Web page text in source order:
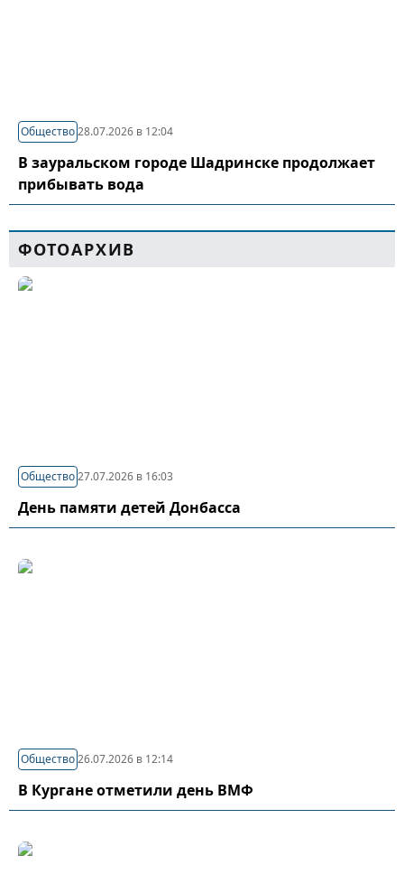
Общество28.07.2026 в 12:04
В зауральском городе Шадринске продолжает
прибывать вода
ФОТОАРХИВ
Общество27.07.2026 в 16:03
День памяти детей Донбасса
Общество26.07.2026 в 12:14
В Кургане отметили день ВМФ